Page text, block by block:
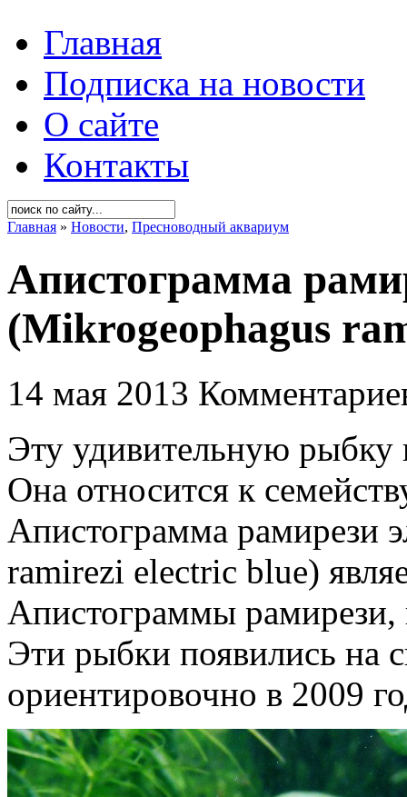
Главная
Подписка на новости
О сайте
Контакты
Главная » Новости, Пресноводный аквариум
Апистограмма
(Mikrogeophagus
14 мая 2013
Эту удивительную рыбку
Она относится к
Апистограмма рамирези
ramirezi electric blue)
Апистограммы рамирези,
Эти рыбки появились на
ориентировочно в 2009